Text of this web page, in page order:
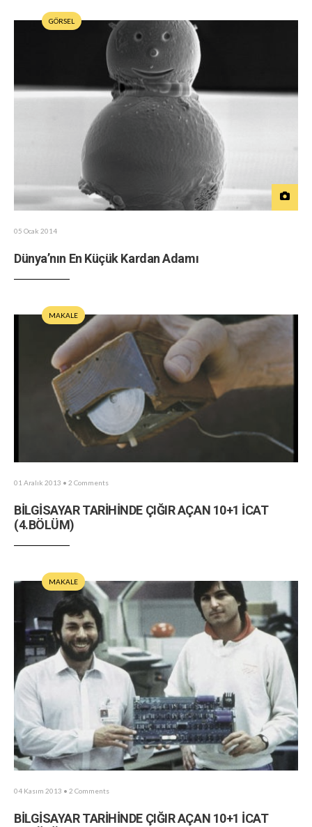
GÖRSEL
05 Ocak 2014
Dünya’nın En Küçük Kardan Adamı
MAKALE
01 Aralık 2013 • 2 Comments
BİLGİSAYAR TARİHİNDE ÇIĞIR AÇAN 10+1 İCAT
(4.BÖLÜM)
MAKALE
04 Kasım 2013 • 2 Comments
BİLGİSAYAR TARİHİNDE ÇIĞIR AÇAN 10+1 İCAT